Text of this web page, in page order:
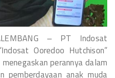
– PT Indosat
Ooredoo Hutchison”
perannya dalam
pemberdayaan anak muda